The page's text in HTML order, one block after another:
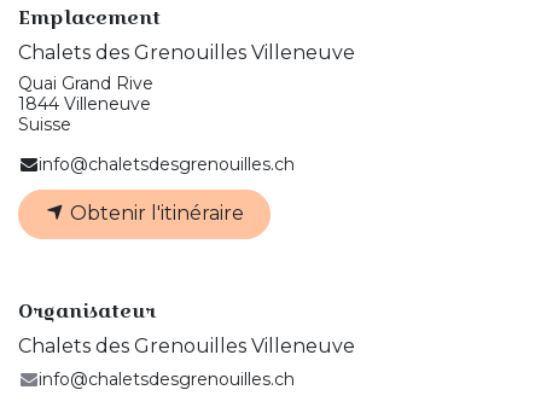
Emplacement
Chalets des Grenouilles Villeneuve
Quai Grand Rive
1844 Villeneuve
Suisse
info@chaletsdesgrenouilles.ch
Obtenir l'itinéraire
Organisateur
Chalets des Grenouilles Villeneuve
info@chaletsdesgrenouilles.ch